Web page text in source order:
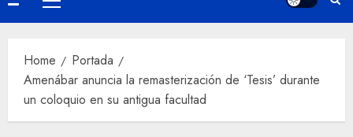
Home
Portada
Amenábar anuncia la remasterización de ‘Tesis’ durante
un coloquio en su antigua facultad